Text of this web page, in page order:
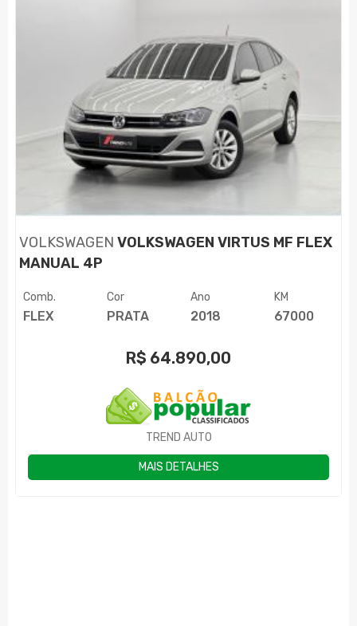
VOLKSWAGEN VOLKSWAGEN VIRTUS MF FLEX
MANUAL 4P
Comb.
FLEX
Cor
PRATA
Ano
2018
KM
67000
R$ 64.890,00
TREND AUTO
MAIS DETALHES